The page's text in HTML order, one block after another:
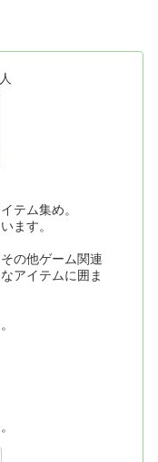
テム集め。
ます。
の他ゲーム関連
アイテムに囲ま